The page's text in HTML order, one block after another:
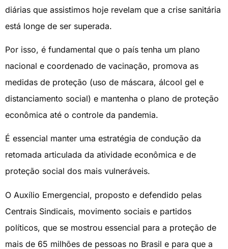
diárias que assistimos hoje revelam que a crise sanitária
está longe de ser superada.
Por isso, é fundamental que o país tenha um plano
nacional e coordenado de vacinação, promova as
medidas de proteção (uso de máscara, álcool gel e
distanciamento social) e mantenha o plano de proteção
econômica até o controle da pandemia.
É essencial manter uma estratégia de condução da
retomada articulada da atividade econômica e de
proteção social dos mais vulneráveis.
O Auxílio Emergencial, proposto e defendido pelas
Centrais Sindicais, movimento sociais e partidos
políticos, que se mostrou essencial para a proteção de
mais de 65 milhões de pessoas no Brasil e para que a